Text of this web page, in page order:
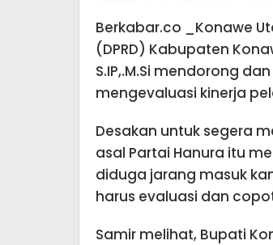
Berkabar.co _Konawe
(DPRD) Kabupaten
S.IP,.M.Si mendorong
mengevaluasi kinerja
Desakan untuk segera
asal Partai Hanura itu
diduga jarang masuk
harus evaluasi dan
Samir melihat, Bupati